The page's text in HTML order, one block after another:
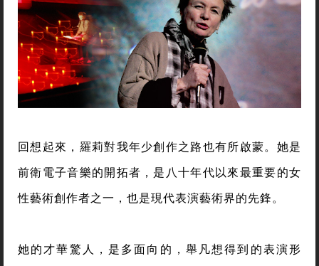
回想起來，羅莉對我年少創作之路也有所啟蒙。她是
前衛電子音樂的開拓者，是八十年代以來最重要的女
性藝術創作者之一，也是現代表演藝術界的先鋒。
她的才華驚人，是多面向的，舉凡想得到的表演形